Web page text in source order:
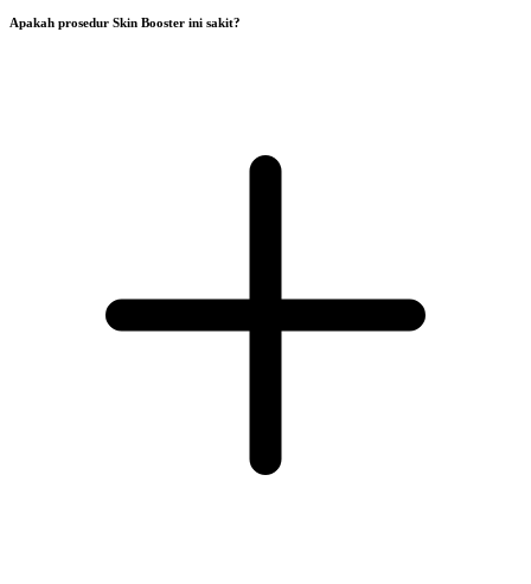
Apakah prosedur Skin Booster ini sakit?